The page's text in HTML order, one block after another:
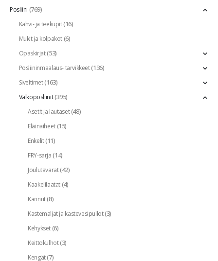
Posliini (769)
Kahvi- ja teekupit(16)
Mukit ja kolpakot(6)
Opaskirjat(53)
Posliininmaalaus- tarvikkeet(136)
Siveltimet(163)
Valkoposliinit(395)
Asetit ja lautaset(48)
Eläinaiheet(15)
Enkelit(11)
FRY-sarja(14)
Joulutavarat(42)
Kaakelilaatat(4)
Kannut(8)
Kastemaljat ja kastevesipullot(3)
Kehykset(6)
Keittokulhot(3)
Kengät(7)